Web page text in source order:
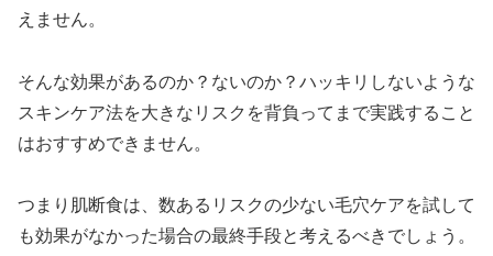
えません。
そんな効果があるのか？ないのか？ハッキリしないような
スキンケア法を大きなリスクを背負ってまで実践すること
はおすすめできません。
つまり肌断食は、数あるリスクの少ない毛穴ケアを試して
も効果がなかった場合の最終手段と考えるべきでしょう。